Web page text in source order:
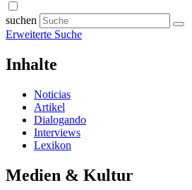
suchen
Erweiterte Suche
Inhalte
Noticias
Artikel
Dialogando
Interviews
Lexikon
Medien & Kultur